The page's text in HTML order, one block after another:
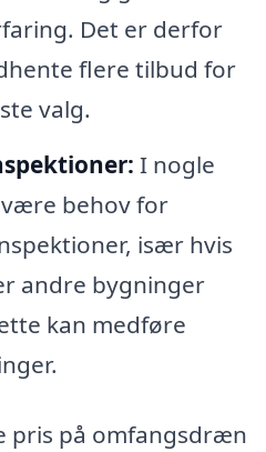
Det er derfor
flere tilbud for
valg.
I nogle
behov for
især hvis
andre bygninger
kan medføre
pris på omfangsdræn